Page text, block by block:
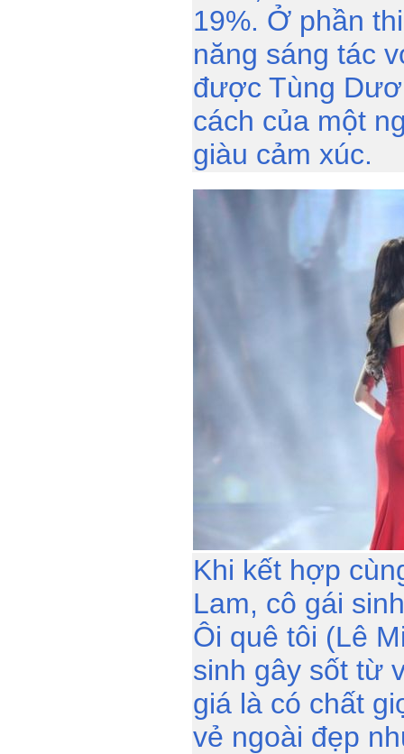
19%. Ở phần
năng sáng tác
được Tùng
cách của một
giàu cảm xúc.
Khi kết hợp
Lam, cô gái
Ôi quê tôi (Lê
sinh gây sốt từ
giá là có chất
vẻ ngoài đẹp